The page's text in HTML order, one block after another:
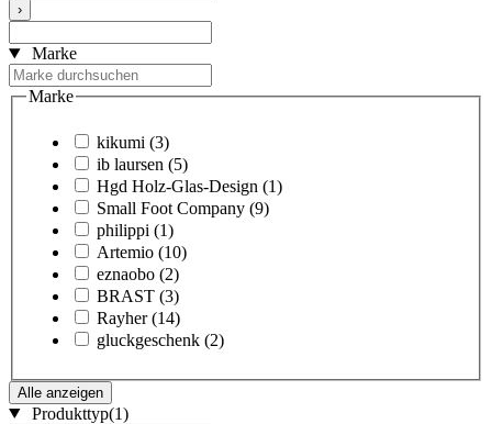
›
Marke
Marke
kikumi (3)
ib laursen (5)
Hgd Holz-Glas-Design (1)
Small Foot Company (9)
philippi (1)
Artemio (10)
eznaobo (2)
BRAST (3)
Rayher (14)
gluckgeschenk (2)
Alle anzeigen
Produkttyp(1)